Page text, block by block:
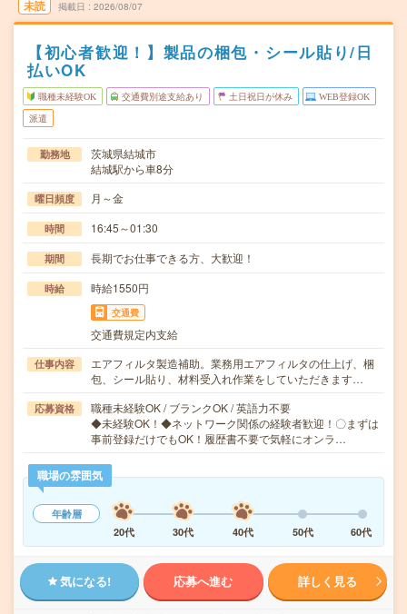
未読 掲載日 2026/08/07
【初心者歓迎！】製品の梱包・シール貼り/日
払いOK
職種未経験OK 交通費別途支給あり 土日祝日が休み WEB登録OK
派遣
勤務地
茨城県結城市
結城駅から車8分
曜日頻度 月～金
時間 16:45～01:30
期間 長期でお仕事できる方、大歓迎！
時給 時給1550円
交通費
交通費規定内支給
仕事内容
エアフィルタ製造補助。業務用エアフィルタの仕上げ、梱
包、シール貼り、材料受入れ作業をしていただきます…
応募資格
職種未経験OK / ブランクOK / 英語力不要
◆未経験OK！◆ネットワーク関係の経験者歓迎！〇まずは
事前登録だけでもOK！履歴書不要で気軽にオンラ…
職場の雰囲気
年齢層
20代
30代 40代 50代 60代
気になる! 応募へ進む 詳しく見る